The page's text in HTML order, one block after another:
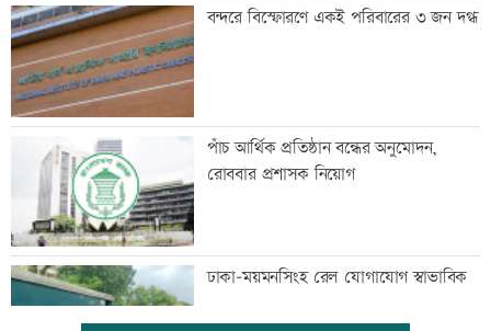
বন্দরে বিস্ফোরণে একই পরিবারের ৩ জন দগ্ধ
পাঁচ আর্থিক প্রতিষ্ঠান বন্ধের অনুমোদন,
রোববার প্রশাসক নিয়োগ
ঢাকা-ময়মনসিংহ রেল যোগাযোগ স্বাভাবিক